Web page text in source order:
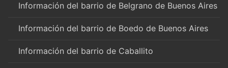
Información del barrio de Belgrano de Buenos Aires
Información del barrio de Boedo de Buenos Aires
Información del barrio de Caballito